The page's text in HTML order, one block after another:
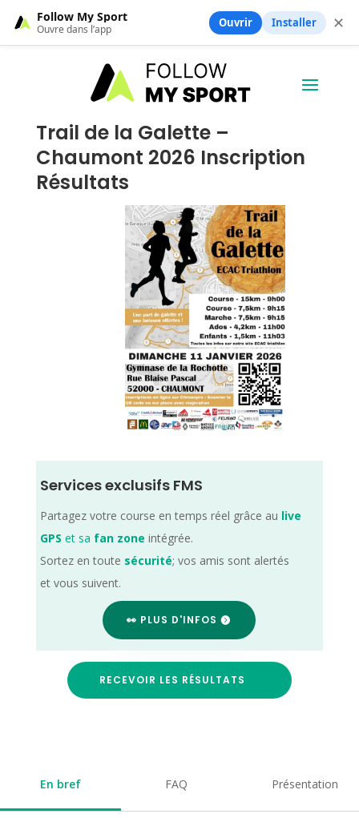
Trail de la Galette –
Chaumont 2026 Inscription
Résultats
Services exclusifs FMS
Partagez votre course en temps réel grâce au live
GPS et sa fan zone intégrée.
Sortez en toute sécurité; vos amis sont alertés
et vous suivent.
👀 PLUS D'INFOS
RECEVOIR LES RÉSULTATS
En bref FAQ Présentation
Follow My Sport
Ouvre dans l’app Ouvrir Installer ✕